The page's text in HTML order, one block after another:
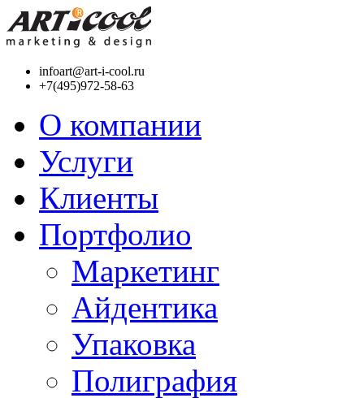
infoart@art-i-cool.ru
+7(495)972-58-63
О компании
Услуги
Клиенты
Портфолио
Маркетинг
Айдентика
Упаковка
Полиграфия